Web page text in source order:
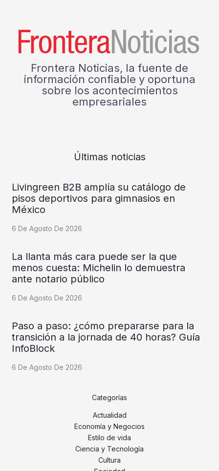
Frontera Noticias, la fuente de
información confiable y oportuna
sobre los acontecimientos
empresariales
Últimas noticias
Livingreen B2B amplía su catálogo de
pisos deportivos para gimnasios en
México
6 De Agosto De 2026
La llanta más cara puede ser la que
menos cuesta: Michelin lo demuestra
ante notario público
6 De Agosto De 2026
Paso a paso: ¿cómo prepararse para la
transición a la jornada de 40 horas? Guía
InfoBlock
6 De Agosto De 2026
Categorías
Actualidad
Economía y Negocios
Estilo de vida
Ciencia y Tecnología
Cultura